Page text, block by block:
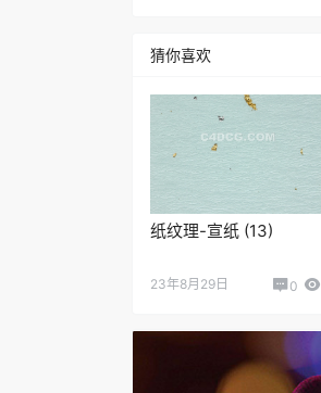
猜你喜欢
纸纹理-宣纸 (13)
23年8月29日 0